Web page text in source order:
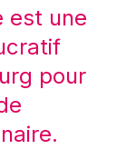
est une
pour